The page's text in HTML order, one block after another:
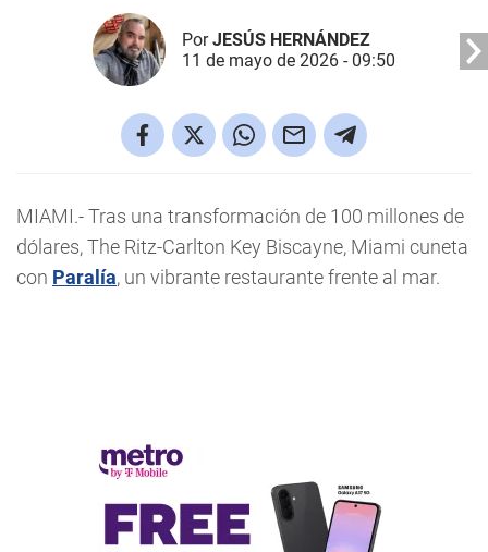
PorJESÚS HERNÁNDEZ
11 de mayo de 2026 - 09:50
MIAMI.- Tras una transformación de 100 millones de
dólares, The Ritz-Carlton Key Biscayne, Miami cuneta
con Paralía, un vibrante restaurante frente al mar.